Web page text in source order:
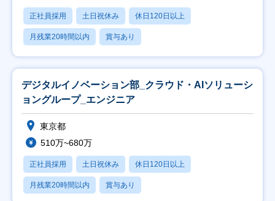
正社員採用 土日祝休み 休日120日以上
月残業20時間以内 賞与あり
デジタルイノベーション部_クラウド・AIソリューシ
ョングループ_エンジニア
東京都
510万~680万
正社員採用 土日祝休み 休日120日以上
月残業20時間以内 賞与あり